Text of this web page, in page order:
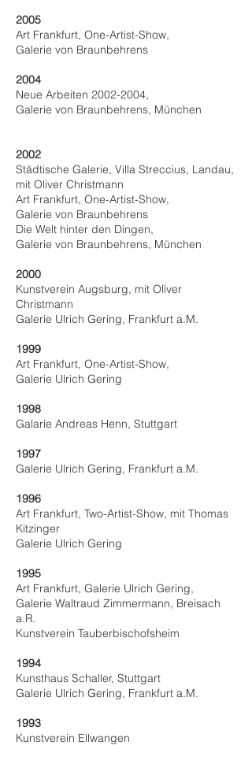
2005
Art Frankfurt, One-Artist-Show,
Galerie von Braunbehrens
2004
Neue Arbeiten 2002-2004,
Galerie von Braunbehrens, München
2002
Städtische Galerie, Villa Streccius, Landau,
mit Oliver Christmann
Art Frankfurt, One-Artist-Show,
Galerie von Braunbehrens
Die Welt hinter den Dingen,
Galerie von Braunbehrens, München
2000
Kunstverein Augsburg, mit Oliver
Christmann
Galerie Ulrich Gering, Frankfurt a.M.
1999
Art Frankfurt, One-Artist-Show,
Galerie Ulrich Gering
1998
Galarie Andreas Henn, Stuttgart
1997
Galerie Ulrich Gering, Frankfurt a.M.
1996
Art Frankfurt, Two-Artist-Show, mit Thomas
Kitzinger
Galerie Ulrich Gering
1995
Art Frankfurt, Galerie Ulrich Gering,
Galerie Waltraud Zimmermann, Breisach
a.R.
Kunstverein Tauberbischofsheim
1994
Kunsthaus Schaller, Stuttgart
Galerie Ulrich Gering, Frankfurt a.M.
1993
Kunstverein Ellwangen